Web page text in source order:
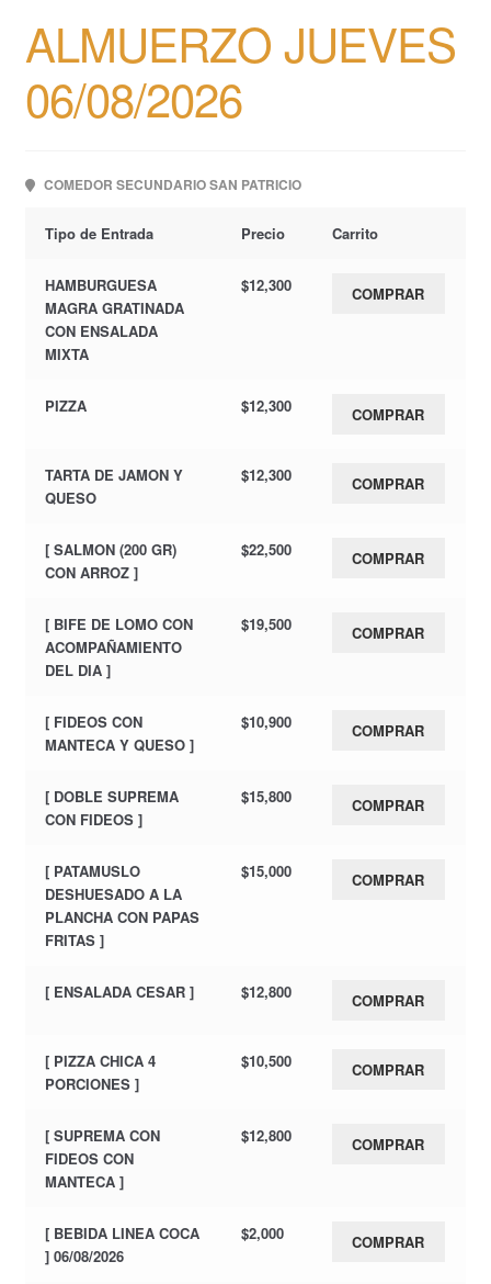
ALMUERZO JUEVES
06/08/2026
COMEDOR SECUNDARIO SAN PATRICIO
Tipo de Entrada Precio Carrito
HAMBURGUESA
MAGRA GRATINADA
CON ENSALADA
MIXTA
$12,300 COMPRAR
PIZZA $12,300 COMPRAR
TARTA DE JAMON Y
QUESO
$12,300 COMPRAR
[ SALMON (200 GR)
CON ARROZ ]
$22,500 COMPRAR
[ BIFE DE LOMO CON
ACOMPAÑAMIENTO
DEL DIA ]
$19,500 COMPRAR
[ FIDEOS CON
MANTECA Y QUESO ]
$10,900 COMPRAR
[ DOBLE SUPREMA
CON FIDEOS ]
$15,800 COMPRAR
[ PATAMUSLO
DESHUESADO A LA
PLANCHA CON PAPAS
FRITAS ]
$15,000 COMPRAR
[ ENSALADA CESAR ] $12,800 COMPRAR
[ PIZZA CHICA 4
PORCIONES ]
$10,500 COMPRAR
[ SUPREMA CON
FIDEOS CON
MANTECA ]
$12,800 COMPRAR
[ BEBIDA LINEA COCA
] 06/08/2026
$2,000 COMPRAR